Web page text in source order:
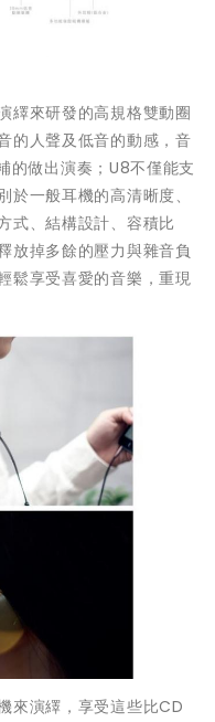
繹來研發的高規格雙動圈
的人聲及低音的動感，音
的做出演奏；U8不僅能支
一般耳機的高清晰度、
式、結構設計、容積比
放掉多餘的壓力與雜音負
鬆享受喜愛的音樂，重現
來演繹，享受這些比CD